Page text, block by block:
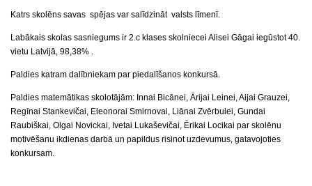
Katrs skolēns savas spējas var salīdzināt valsts līmenī.
Labākais skolas sasniegums ir 2.c klases skolniecei Alisei Gāgai iegūstot 40.
vietu Latvijā, 98,38% .
Paldies katram dalībniekam par piedalīšanos konkursā.
Paldies matemātikas skolotājām: Innai Bicānei, Ārijai Leinei, Aijai Grauzei,
Regīnai Stankevičai, Eleonorai Smirnovai, Liānai Zvērbulei, Gundai
Raubiškai, Olgai Novickai, Ivetai Lukaševičai, Ērikai Locikai par skolēnu
motivēšanu ikdienas darbā un papildus risinot uzdevumus, gatavojoties
konkursam.